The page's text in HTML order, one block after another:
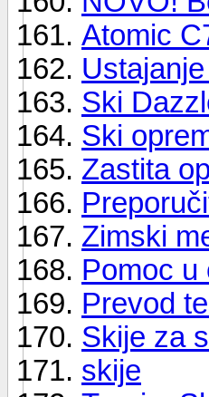
Atomic
Ski
Ski
Zastita
Zimski
Pomoc u
Prevod
Skije za
skije